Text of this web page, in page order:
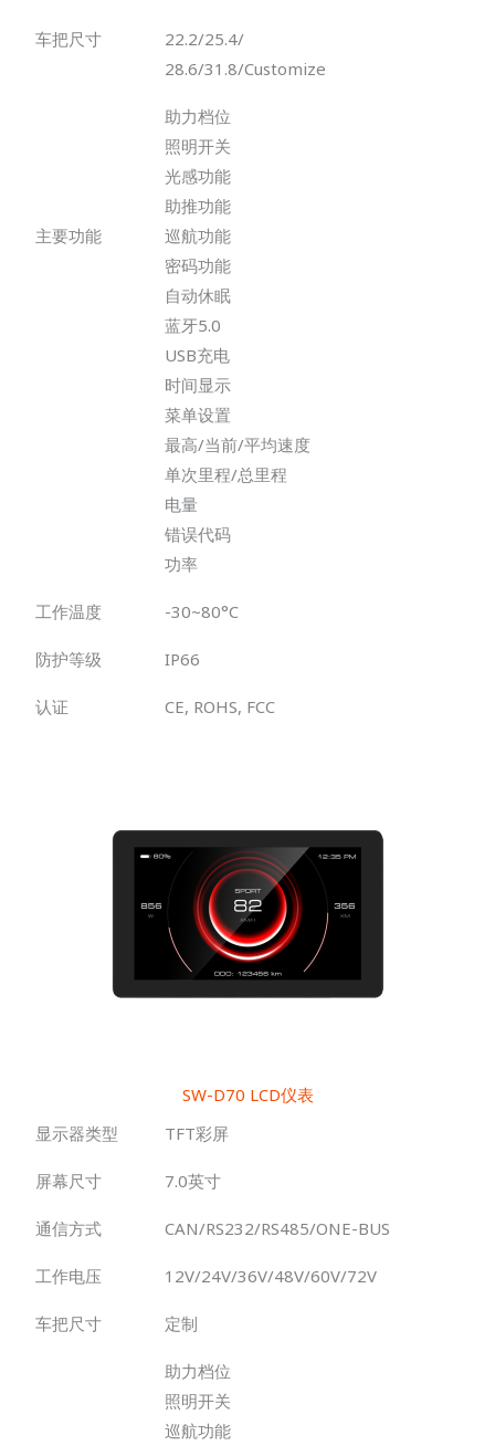
车把尺寸
22.2/25.4/
28.6/31.8/Customize
主要功能
助力档位
照明开关
光感功能
助推功能
巡航功能
密码功能
自动休眠
蓝牙5.0
USB充电
时间显示
菜单设置
最高/当前/平均速度
单次里程/总里程
电量
错误代码
功率
工作温度 -30~80°C
防护等级 IP66
认证 CE, ROHS, FCC
SW-D70 LCD仪表
显示器类型
TFT彩屏
屏幕尺寸 7.0英寸
通信方式 CAN/RS232/RS485/ONE-BUS
工作电压 12V/24V/36V/48V/60V/72V
车把尺寸 定制
助力档位
照明开关
巡航功能